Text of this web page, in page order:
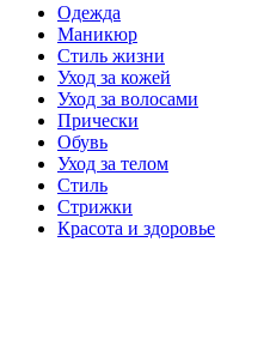
Одежда
Маникюр
Стиль жизни
Уход за кожей
Уход за волосами
Прически
Обувь
Уход за телом
Стиль
Стрижки
Красота и здоровье